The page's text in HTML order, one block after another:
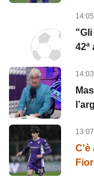
14:05
14:03
13:07
C'è